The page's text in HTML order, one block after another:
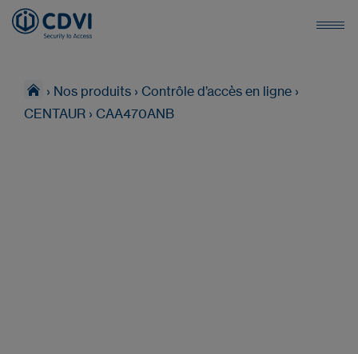
› Nos produits › Contrôle d’accès en ligne ›
CENTAUR › CAA470ANB